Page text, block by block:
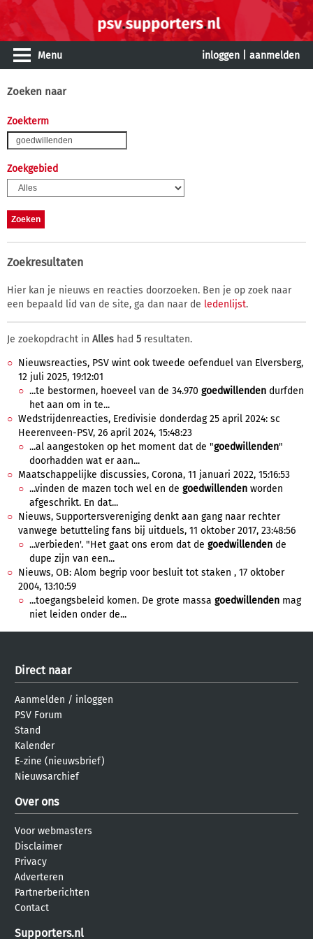
Menu inloggen aanmelden
Zoeken naar
Zoekterm
Zoekgebied
Zoekresultaten
Hier kan je nieuws en reacties doorzoeken. Ben je op zoek naar
een bepaald lid van de site, ga dan naar de ledenlijst.
Je zoekopdracht in Alles had 5 resultaten.
Nieuwsreacties, PSV wint ook tweede oefenduel van Elversberg,
12 juli 2025, 19:12:01
...te bestormen, hoeveel van de 34.970 goedwillenden durfden
het aan om in te...
Wedstrijdenreacties, Eredivisie donderdag 25 april 2024: sc
Heerenveen-PSV, 26 april 2024, 15:48:23
...al aangestoken op het moment dat de "goedwillenden"
doorhadden wat er aan...
Maatschappelijke discussies, Corona, 11 januari 2022, 15:16:53
...vinden de mazen toch wel en de goedwillenden worden
afgeschrikt. En dat...
Nieuws, Supportersvereniging denkt aan gang naar rechter
vanwege betutteling fans bij uitduels, 11 oktober 2017, 23:48:56
...verbieden'. "Het gaat ons erom dat de goedwillenden de
dupe zijn van een...
Nieuws, OB: Alom begrip voor besluit tot staken , 17 oktober
2004, 13:10:59
...toegangsbeleid komen. De grote massa goedwillenden mag
niet leiden onder de...
Direct naar
Aanmelden / inloggen
PSV Forum
Stand
Kalender
E-zine (nieuwsbrief)
Nieuwsarchief
Over ons
Voor webmasters
Disclaimer
Privacy
Adverteren
Partnerberichten
Contact
Supporters.nl